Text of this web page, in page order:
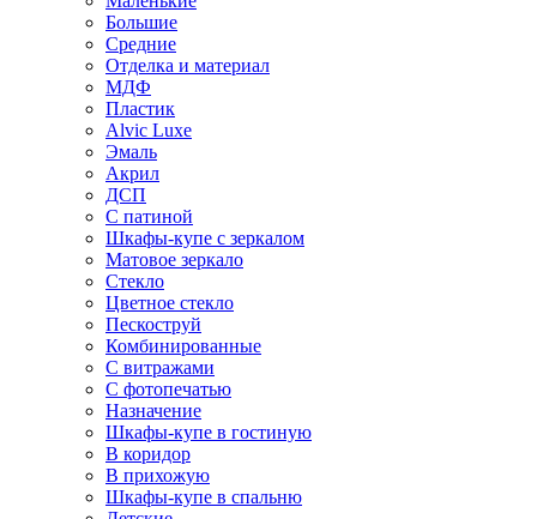
Большие
Средние
Отделка и материал
МДФ
Пластик
Alvic Luxe
Эмаль
Акрил
ДСП
С патиной
Шкафы-купе с зеркалом
Матовое зеркало
Стекло
Цветное стекло
Пескоструй
Комбинированные
С витражами
С фотопечатью
Назначение
Шкафы-купе в гостиную
В коридор
В прихожую
Шкафы-купе в спальню